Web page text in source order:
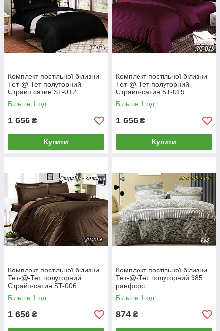
Комплект постільної білизни
Тет-@-Тет полуторний
Страйп сатин ST-012
Більше 1 од.
1 656 ₴
Купити
Комплект постільної білизни
Тет-@-Тет полуторний
Страйп-сатин ST-019
Більше 1 од.
1 656 ₴
Купити
Комплект постільної білизни
Тет-@-Тет полуторний
Страйп-сатин ST-006
Більше 1 од.
1 656 ₴
Комплект постільної білизни
Тет-@-Тет полуторний 985
ранфорс
Більше 1 од.
874 ₴